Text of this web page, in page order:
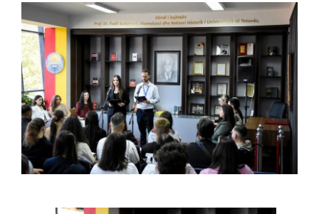
Larger
Image